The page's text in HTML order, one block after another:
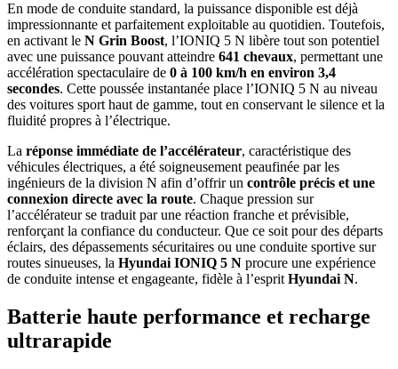
En mode de conduite standard, la puissance disponible est déjà
impressionnante et parfaitement exploitable au quotidien. Toutefois,
en activant le N Grin Boost, l’IONIQ 5 N libère tout son potentiel
avec une puissance pouvant atteindre 641 chevaux, permettant une
accélération spectaculaire de 0 à 100 km/h en environ 3,4
secondes. Cette poussée instantanée place l’IONIQ 5 N au niveau
des voitures sport haut de gamme, tout en conservant le silence et la
fluidité propres à l’électrique.
La réponse immédiate de l’accélérateur, caractéristique des
véhicules électriques, a été soigneusement peaufinée par les
ingénieurs de la division N afin d’offrir un contrôle précis et une
connexion directe avec la route. Chaque pression sur
l’accélérateur se traduit par une réaction franche et prévisible,
renforçant la confiance du conducteur. Que ce soit pour des départs
éclairs, des dépassements sécuritaires ou une conduite sportive sur
routes sinueuses, la Hyundai IONIQ 5 N procure une expérience
de conduite intense et engageante, fidèle à l’esprit Hyundai N.
Batterie haute performance et recharge
ultrarapide